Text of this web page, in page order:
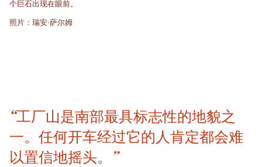
个巨石出现在眼前。
照片：瑞安·萨尔姆
“工厂山是南部最具标志性的地貌之
一。任何开车经过它的人肯定都会难
以置信地摇头。”